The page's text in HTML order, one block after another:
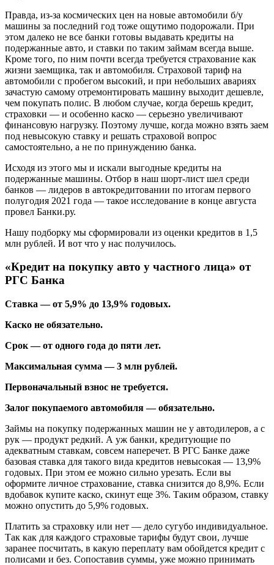
Правда, из-за космических цен на новые автомобили б/у
машины за последний год тоже ощутимо подорожали. При
этом далеко не все банки готовы выдавать кредиты на
подержанные авто, и ставки по таким займам всегда выше.
Кроме того, по ним почти всегда требуется страхование как
жизни заемщика, так и автомобиля. Страховой тариф на
автомобили с пробегом высокий, и при небольших авариях
зачастую самому отремонтировать машину выходит дешевле,
чем покупать полис. В любом случае, когда берешь кредит,
страховки — и особенно каско — серьезно увеличивают
финансовую нагрузку. Поэтому лучше, когда можно взять заем
под невысокую ставку и решать страховой вопрос
самостоятельно, а не по принуждению банка.
Исходя из этого мы и искали выгодные кредиты на
подержанные машины. Отбор в наш шорт-лист шел среди
банков — лидеров в автокредитовании по итогам первого
полугодия 2021 года — такое исследование в конце августа
провел Банки.ру.
Нашу подборку мы сформировали из оценки кредитов в 1,5
млн рублей. И вот что у нас получилось.
«Кредит на покупку авто у частного лица» от
РГС Банка
Ставка — от 5,9% до 13,9% годовых.
Каско не обязательно.
Срок — от одного года до пяти лет.
Максимальная сумма — 3 млн рублей.
Первоначальный взнос не требуется.
Залог покупаемого автомобиля — обязательно.
Займы на покупку подержанных машин не у автодилеров, а с
рук — продукт редкий. А уж банки, кредитующие по
адекватным ставкам, совсем наперечет. В РГС Банке даже
базовая ставка для такого вида кредитов невысокая — 13,9%
годовых. При этом ее можно сильно урезать. Если вы
оформите личное страхование, ставка снизится до 8,9%. Если
вдобавок купите каско, скинут еще 3%. Таким образом, ставку
можно опустить до 5,9% годовых.
Платить за страховку или нет — дело сугубо индивидуальное.
Так как для каждого страховые тарифы будут свои, лучше
заранее посчитать, в какую переплату вам обойдется кредит с
полисами и без. Сопоставив суммы, уже можно принимать